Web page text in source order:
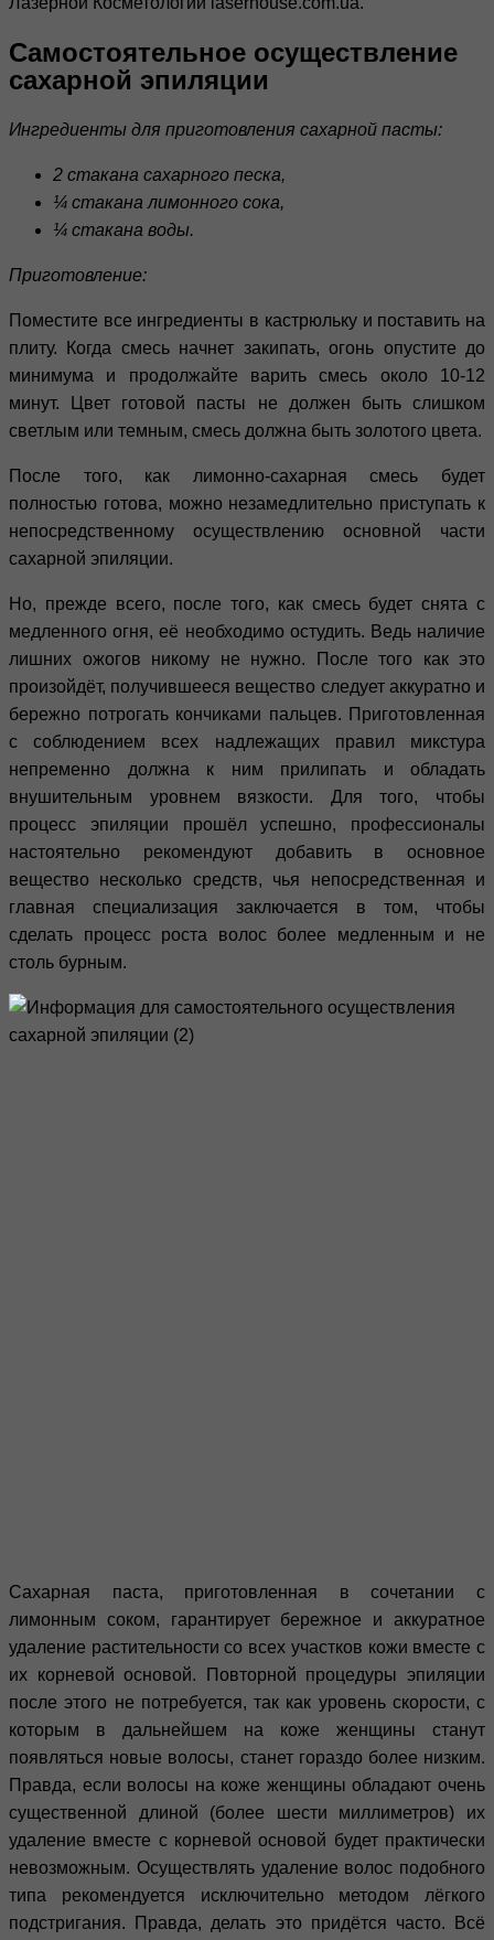
Самостоятельное осуществление
сахарной эпиляции
Ингредиенты для приготовления сахарной пасты:
2 стакана сахарного песка,
¼ стакана лимонного сока,
¼ стакана воды.
Приготовление:
Поместите все ингредиенты в кастрюльку и поставить на
плиту. Когда смесь начнет закипать, огонь опустите до
минимума и продолжайте варить смесь около 10-12
минут. Цвет готовой пасты не должен быть слишком
светлым или темным, смесь должна быть золотого цвета.
После того, как лимонно-сахарная смесь будет
полностью готова, можно незамедлительно приступать к
непосредственному осуществлению основной части
сахарной эпиляции.
Но, прежде всего, после того, как смесь будет снята с
медленного огня, её необходимо остудить. Ведь наличие
лишних ожогов никому не нужно. После того как это
произойдёт, получившееся вещество следует аккуратно и
бережно потрогать кончиками пальцев. Приготовленная
с соблюдением всех надлежащих правил микстура
непременно должна к ним прилипать и обладать
внушительным уровнем вязкости. Для того, чтобы
процесс эпиляции прошёл успешно, профессионалы
настоятельно рекомендуют добавить в основное
вещество несколько средств, чья непосредственная и
главная специализация заключается в том, чтобы
сделать процесс роста волос более медленным и не
столь бурным.
Сахарная паста, приготовленная в сочетании с
лимонным соком, гарантирует бережное и аккуратное
удаление растительности со всех участков кожи вместе с
их корневой основой. Повторной процедуры эпиляции
после этого не потребуется, так как уровень скорости, с
которым в дальнейшем на коже женщины станут
появляться новые волосы, станет гораздо более низким.
Правда, если волосы на коже женщины обладают очень
существенной длиной (более шести миллиметров) их
удаление вместе с корневой основой будет практически
невозможным. Осуществлять удаление волос подобного
типа рекомендуется исключительно методом лёгкого
подстригания. Правда, делать это придётся часто. Всё